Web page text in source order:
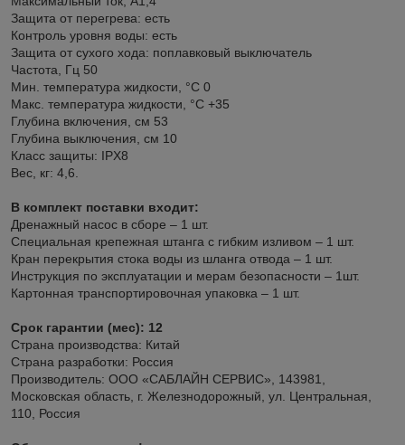
Защита от перегрева: есть
Контроль уровня воды: есть
Защита от сухого хода: поплавковый выключатель
Частота, Гц 50
Мин. температура жидкости, °С 0
Макс. температура жидкости, °С +35
Глубина включения, см 53
Глубина выключения, см 10
Класс защиты: IPX8
Вес, кг: 4,6.
В комплект поставки входит:
Дренажный насос в сборе – 1 шт.
Специальная крепежная штанга с гибким изливом – 1 шт.
Кран перекрытия стока воды из шланга отвода – 1 шт.
Инструкция по эксплуатации и мерам безопасности – 1шт.
Картонная транспортировочная упаковка – 1 шт.
Срок гарантии (мес): 12
Страна производства: Китай
Страна разработки: Россия
Производитель: ООО «САБЛАЙН СЕРВИС», 143981,
Московская область, г. Железнодорожный, ул. Центральная,
110, Россия